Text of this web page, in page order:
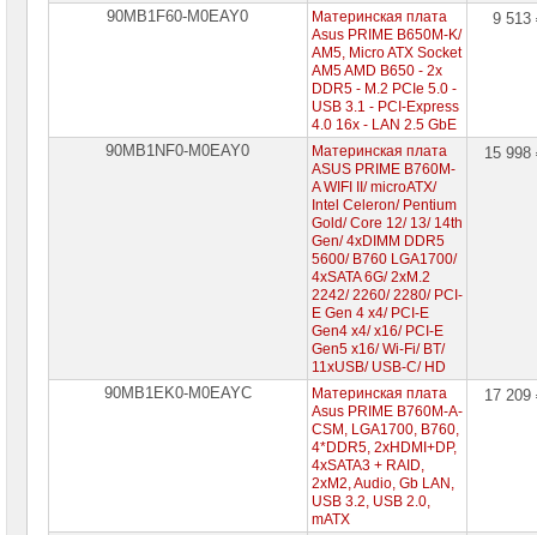
90MB1F60-M0EAY0
Материнская плата
Asus PRIME B650M-K/
AM5, Micro ATX Socket
AM5 AMD B650 - 2x
DDR5 - M.2 PCIe 5.0 -
USB 3.1 - PCI-Express
4.0 16x - LAN 2.5 GbE
9
90MB1NF0-M0EAY0
Материнская плата
ASUS PRIME B760M-
A WIFI II/ microATX/
Intel Celeron/ Pentium
Gold/ Core 12/ 13/ 14th
Gen/ 4xDIMM DDR5
5600/ B760 LGA1700/
4xSATA 6G/ 2xM.2
2242/ 2260/ 2280/ PCI-
E Gen 4 x4/ PCI-E
Gen4 x4/ x16/ PCI-E
Gen5 x16/ Wi-Fi/ BT/
11xUSB/ USB-C/ HD
15
90MB1EK0-M0EAYC
Материнская плата
Asus PRIME B760M-A-
CSM, LGA1700, B760,
4*DDR5, 2xHDMI+DP,
4xSATA3 + RAID,
2xM2, Audio, Gb LAN,
USB 3.2, USB 2.0,
mATX
17